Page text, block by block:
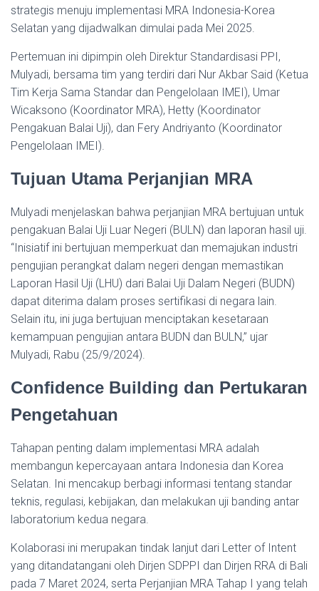
strategis menuju implementasi MRA Indonesia-Korea
Selatan yang dijadwalkan dimulai pada Mei 2025.
Pertemuan ini dipimpin oleh Direktur Standardisasi PPI,
Mulyadi, bersama tim yang terdiri dari Nur Akbar Said (Ketua
Tim Kerja Sama Standar dan Pengelolaan IMEI), Umar
Wicaksono (Koordinator MRA), Hetty (Koordinator
Pengakuan Balai Uji), dan Fery Andriyanto (Koordinator
Pengelolaan IMEI).
Tujuan Utama Perjanjian MRA
Mulyadi menjelaskan bahwa perjanjian MRA bertujuan untuk
pengakuan Balai Uji Luar Negeri (BULN) dan laporan hasil uji.
“Inisiatif ini bertujuan memperkuat dan memajukan industri
pengujian perangkat dalam negeri dengan memastikan
Laporan Hasil Uji (LHU) dari Balai Uji Dalam Negeri (BUDN)
dapat diterima dalam proses sertifikasi di negara lain.
Selain itu, ini juga bertujuan menciptakan kesetaraan
kemampuan pengujian antara BUDN dan BULN,” ujar
Mulyadi, Rabu (25/9/2024).
Confidence Building dan Pertukaran
Pengetahuan
Tahapan penting dalam implementasi MRA adalah
membangun kepercayaan antara Indonesia dan Korea
Selatan. Ini mencakup berbagi informasi tentang standar
teknis, regulasi, kebijakan, dan melakukan uji banding antar
laboratorium kedua negara.
Kolaborasi ini merupakan tindak lanjut dari Letter of Intent
yang ditandatangani oleh Dirjen SDPPI dan Dirjen RRA di Bali
pada 7 Maret 2024, serta Perjanjian MRA Tahap I yang telah